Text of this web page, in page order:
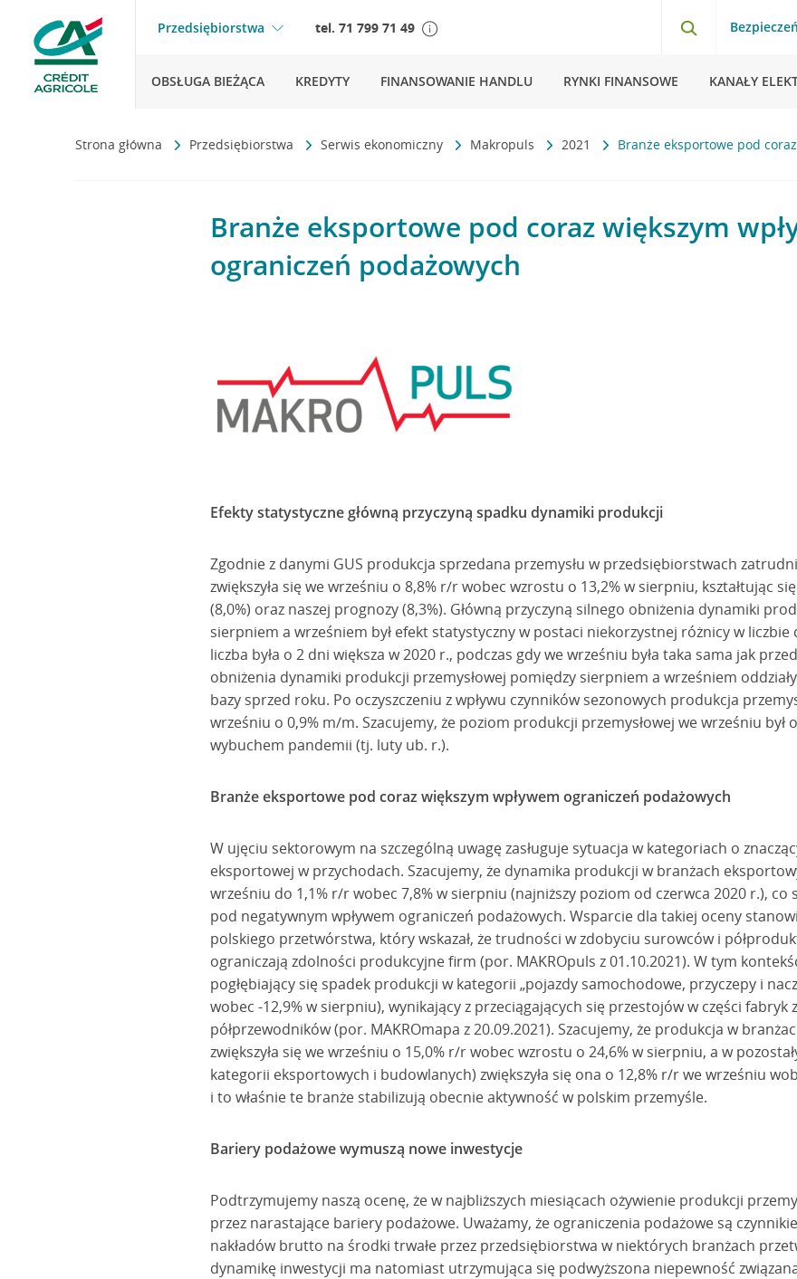
Przedsiębiorstwa tel. 71 799 71 49
OBSŁUGA BIEŻĄCA KREDYTY FINANSOWANIE HANDLU RYNKI FINANSOWE KANAŁY
Strona główna Przedsiębiorstwa Serwis ekonomiczny Makropuls 2021 Branże eksportowe pod
Branże eksportowe pod coraz większym
ograniczeń podażowych
Efekty statystyczne główną przyczyną spadku dynamiki produkcji
Zgodnie z danymi GUS produkcja sprzedana przemysłu w przedsiębiorstwach
zwiększyła się we wrześniu o 8,8% r/r wobec wzrostu o 13,2% w sierpniu, kształtując
(8,0%) oraz naszej prognozy (8,3%). Główną przyczyną silnego obniżenia dynamiki
sierpniem a wrześniem był efekt statystyczny w postaci niekorzystnej różnicy w
liczba była o 2 dni większa w 2020 r., podczas gdy we wrześniu była taka sama jak
obniżenia dynamiki produkcji przemysłowej pomiędzy sierpniem a wrześniem
bazy sprzed roku. Po oczyszczeniu z wpływu czynników sezonowych produkcja
wrześniu o 0,9% m/m. Szacujemy, że poziom produkcji przemysłowej we wrześniu był
wybuchem pandemii (tj. luty ub. r.).
Branże eksportowe pod coraz większym wpływem ograniczeń podażowych
W ujęciu sektorowym na szczególną uwagę zasługuje sytuacja w kategoriach o
eksportowej w przychodach. Szacujemy, że dynamika produkcji w branżach
wrześniu do 1,1% r/r wobec 7,8% w sierpniu (najniższy poziom od czerwca 2020 r.), co
pod negatywnym wpływem ograniczeń podażowych. Wsparcie dla takiej oceny
polskiego przetwórstwa, który wskazał, że trudności w zdobyciu surowców i
ograniczają zdolności produkcyjne firm (por. MAKROpuls z 01.10.2021). W tym
pogłębiający się spadek produkcji w kategorii „pojazdy samochodowe, przyczepy i
wobec -12,9% w sierpniu), wynikający z przeciągających się przestojów w części fabryk
półprzewodników (por. MAKROmapa z 20.09.2021). Szacujemy, że produkcja w
zwiększyła się we wrześniu o 15,0% r/r wobec wzrostu o 24,6% w sierpniu, a w
kategorii eksportowych i budowlanych) zwiększyła się ona o 12,8% r/r we wrześniu
i to właśnie te branże stabilizują obecnie aktywność w polskim przemyśle.
Bariery podażowe wymuszą nowe inwestycje
Podtrzymujemy naszą ocenę, że w najbliższych miesiącach ożywienie produkcji
przez narastające bariery podażowe. Uważamy, że ograniczenia podażowe są
nakładów brutto na środki trwałe przez przedsiębiorstwa w niektórych branżach
dynamikę inwestycji ma natomiast utrzymująca się podwyższona niepewność